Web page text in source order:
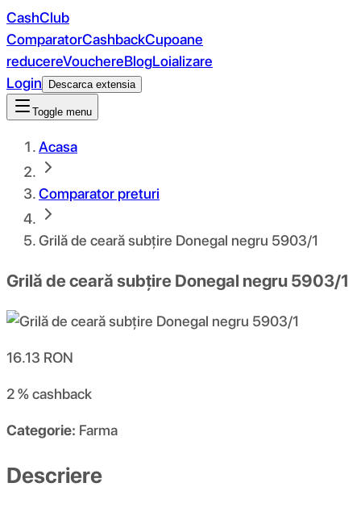
CashClub
ComparatorCashbackCupoane
reducereVouchereBlogLoializare
Login
Descarca extensia
Toggle menu
Acasa
Comparator preturi
Grilă de ceară subțire Donegal negru 5903/1
Grilă de ceară subțire Donegal negru 5903/1
16.13 RON
2 %cashback
Categorie: Farma
Descriere